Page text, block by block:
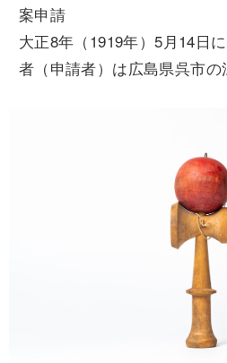
案申請
大正8年（1919年）5月14日
者（申請者）は広島県呉市